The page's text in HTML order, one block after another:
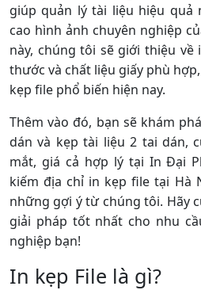
giúp quản lý tài liệu hiệu quả
cao hình ảnh chuyên nghiệp
này, chúng tôi sẽ giới thiệu về
thước và chất liệu giấy phù
kẹp file phổ biến hiện nay.
Thêm vào đó, bạn sẽ khám
dán và kẹp tài liệu 2 tai dán,
mắt, giá cả hợp lý tại In Đại
kiếm địa chỉ in kẹp file tại Hà
những gợi ý từ chúng tôi. Hãy
giải pháp tốt nhất cho nhu
nghiệp bạn!
In kẹp File là gì?